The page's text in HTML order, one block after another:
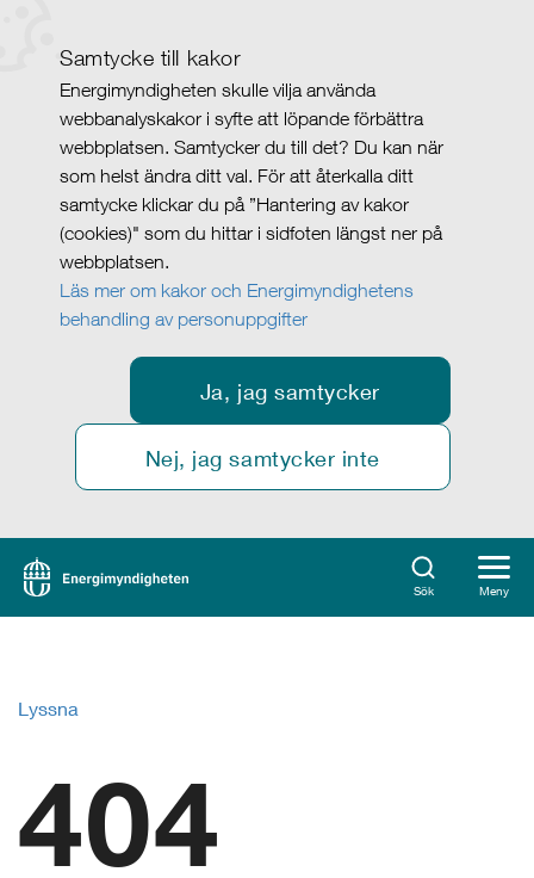
Samtycke till kakor
Energimyndigheten skulle vilja använda
webbanalyskakor i syfte att löpande förbättra
webbplatsen. Samtycker du till det? Du kan när
som helst ändra ditt val. För att återkalla ditt
samtycke klickar du på ”Hantering av kakor
(cookies)" som du hittar i sidfoten längst ner på
webbplatsen.
Läs mer om kakor och Energimyndighetens
behandling av personuppgifter
Ja, jag samtycker
Nej, jag samtycker inte
Sök Meny
Lyssna
404